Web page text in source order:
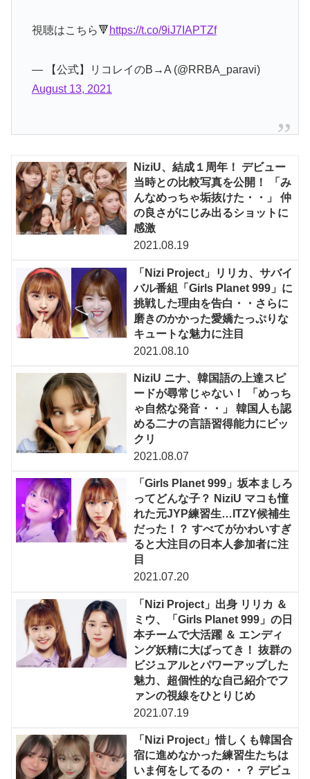
視聴はこちら🔻 https://t.co/9iJ7IAPTZf
— 【公式】リコレイのB→A (@RRBA_paravi)
August 13, 2021
NiziU、結成１周年！ デビュー
当時との比較写真を公開！ 「み
んなめっちゃ垢抜けた・・」 仲
の良さがにじみ出るショットに
感激
2021.08.19
「Nizi Project」リリカ、サバイ
バル番組「Girls Planet 999」に
挑戦した理由を告白・・さらに
磨きのかかった愛嬌たっぷりな
キュートな魅力に注目
2021.08.10
NiziU ニナ、韓国語の上達スピ
ードが尋常じゃない！ 「めっち
ゃ自然な発音・・」 韓国人も認
める二ナの言語習得能力にビッ
クリ
2021.08.07
「Girls Planet 999」坂本ましろ
ってどんな子？ NiziU マコも憧
れた元JYP練習生…ITZY候補生
だった！？ すべてがかわいすぎ
ると大注目の日本人参加者に注
目
2021.07.20
「Nizi Project」出身 リリカ ＆
ミウ、「Girls Planet 999」の日
本チームで大活躍 ＆ エンディ
ング妖精に大ばってき！ 抜群の
ビジュアルとパワーアップした
魅力、超個性的な自己紹介でフ
ァンの視線をひとりじめ
2021.07.19
「Nizi Project」惜しくも韓国合
宿に進めなかった練習生たちは
いま何をしてるの・・？ デビュ